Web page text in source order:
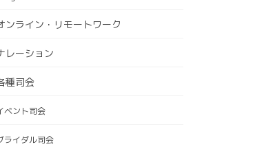
ンライン・リモートワーク
レーション
種司会
ベント司会
ライダル司会